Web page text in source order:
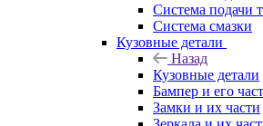
Система подачи
Система смазки
Кузовные детали
Назад
Кузовные детали
Бампер и его
Замки и их части